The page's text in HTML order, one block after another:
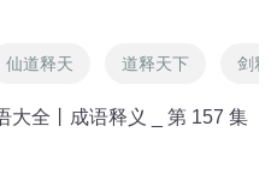
仙道释天 道释天下 剑释
大全丨成语释义 _ 第 157 集